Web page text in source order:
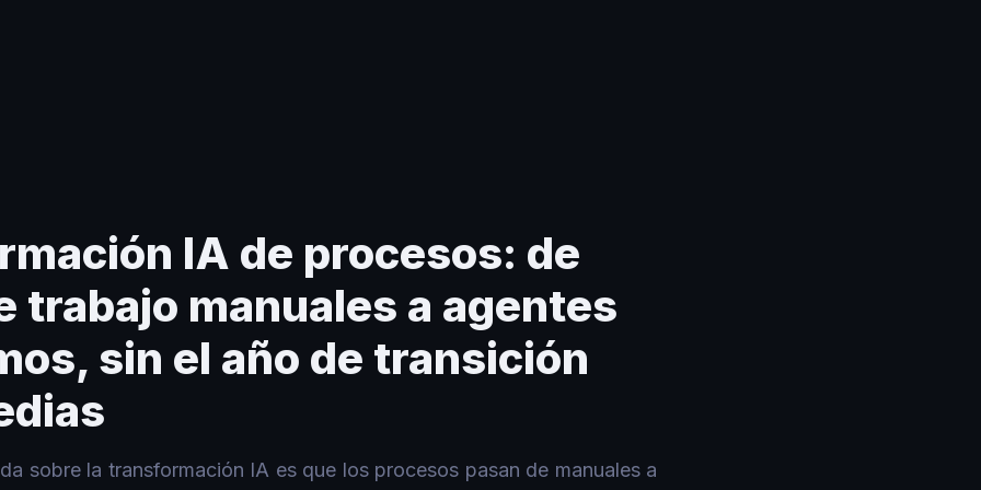
IA de procesos: de
trabajo manuales a agentes
sin el año de transición
sobre la transformación IA es que los procesos pasan de manuales a